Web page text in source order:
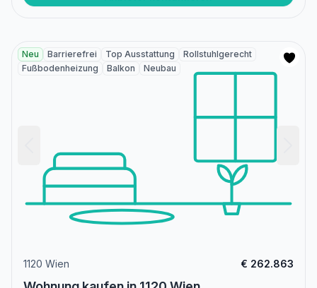
Neu Barrierefrei Top Ausstattung
Rollstuhlgerecht
Fußbodenheizung
Balkon Neubau
1120 Wien € 262.863